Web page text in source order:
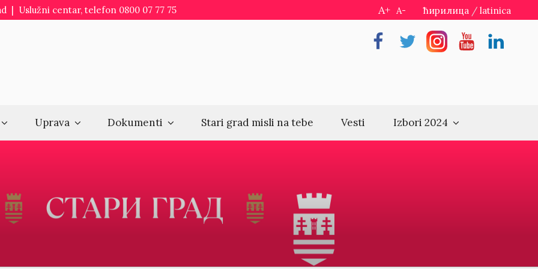
| Uslužni centar, telefon 0800 07 77 75 A+ A- ћирилица / latinica
FacebookTwitterInstragramYoutubeLinkedin
Uprava Dokumenti Stari grad misli na tebe Vesti Izbori 2024